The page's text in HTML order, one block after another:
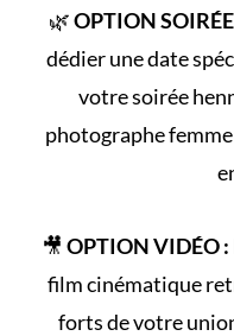
🌿OPTION
dédier une date
votresoirée
photographe
🎥 OPTION VIDÉO :
film cinématique
fortsde votre